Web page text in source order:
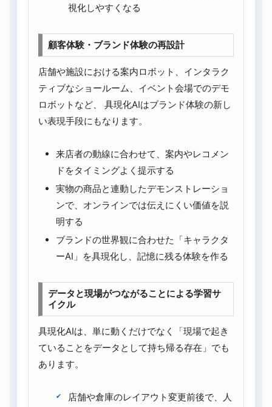
視化しやすくなる
顧客体験・ブランド体験の再設計
店舗や施設における案内ロボット、インタラク
ティブなショールーム、イベント会場でのデモ
ロボットなど、 具現化AIはブランド体験の新し
い表現手段にもなります。
来店者の動線に合わせて、案内やレコメン
ドをタイミングよく提示する
実物の商品と連動したデモンストレーショ
ンで、オンラインでは伝えにくい価値を説
明する
ブランドの世界観に合わせた「キャラクタ
ーAI」を具現化し、記憶に残る体験を作る
データと現場がつながることによる学習サ
イクル
具現化AIは、単に動くだけでなく「現場で起き
ていることをデータとして持ち帰る存在」でも
あります。
店舗や倉庫のレイアウト変更前後で、人